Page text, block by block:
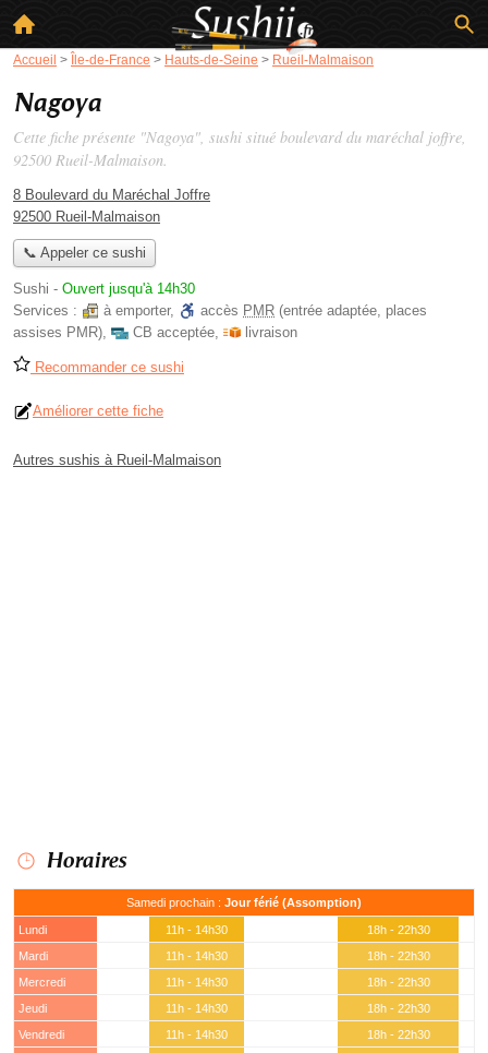
Accueil > Île-de-France > Hauts-de-Seine > Rueil-Malmaison
Nagoya
Cette fiche présente "Nagoya", sushi situé boulevard du maréchal joffre,
92500 Rueil-Malmaison.
8 Boulevard du Maréchal Joffre
92500 Rueil-Malmaison
📞 Appeler ce sushi
Sushi - Ouvert jusqu'à 14h30
Services :
à emporter, accès PMR (entrée adaptée, places
assises PMR), CB acceptée, livraison
Recommander ce sushi
Améliorer cette fiche
Autres sushis à Rueil-Malmaison
Horaires
Samedi prochain : Jour férié (Assomption)
Lundi 11h - 14h30
18h - 22h30
Mardi
11h - 14h30
18h - 22h30
Mercredi
11h - 14h30
18h - 22h30
Jeudi
11h - 14h30
18h - 22h30
Vendredi
11h - 14h30
18h - 22h30